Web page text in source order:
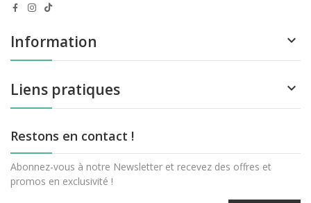
Information 
Liens pratiques 
Restons en contact !
Abonnez-vous à notre Newsletter et recevez des offres et
promos en exclusivité !